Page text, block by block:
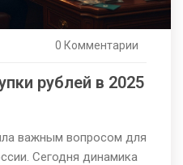
0 Комментарии
рублей в 2025
важным вопросом для
Сегодня динамика